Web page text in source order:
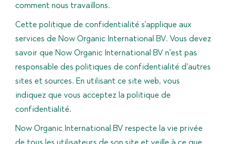
comment nous travaillons.
Cette politique de confidentialité s’applique aux
services de Now Organic International BV. Vous devez
savoir que Now Organic International BV n’est pas
responsable des politiques de confidentialité d’autres
sites et sources. En utilisant ce site web, vous
indiquez que vous acceptez la politique de
confidentialité.
Now Organic International BV respecte la vie privée